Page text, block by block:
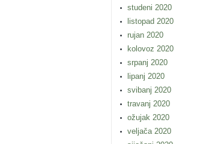
studeni 2020
listopad 2020
rujan 2020
kolovoz 2020
srpanj 2020
lipanj 2020
svibanj 2020
travanj 2020
ožujak 2020
veljača 2020